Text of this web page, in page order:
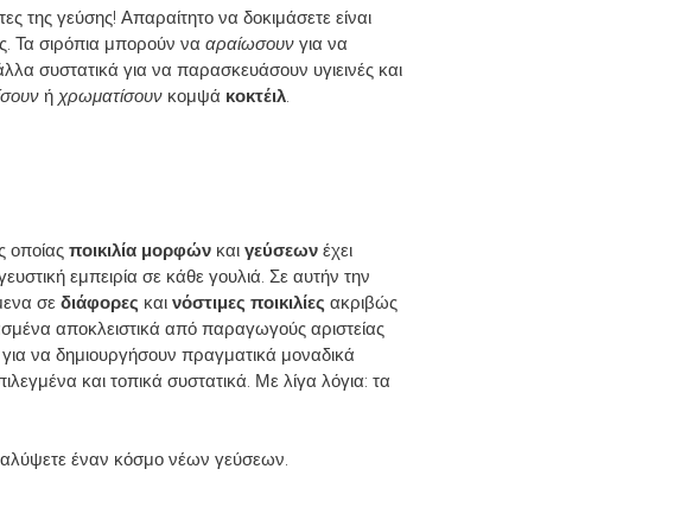
της γεύσης! Απαραίτητο να δοκιμάσετε είναι
Τα σιρόπια μπορούν νααραίωσουν για να
συστατικά για να παρασκευάσουν υγιεινές και
ή χρωματίσουν κομψά κοκτέιλ.
οποίαςποικιλία μορφών καιγεύσεων έχει
εμπειρία σε κάθε γουλιά. Σε αυτήν την
σεδιάφορες καινόστιμες ποικιλίες ακριβώς
αποκλειστικά από παραγωγούς αριστείας
να δημιουργήσουν πραγματικά μοναδικά
και τοπικά συστατικά. Με λίγα λόγια: τα
έναν κόσμο νέων γεύσεων.